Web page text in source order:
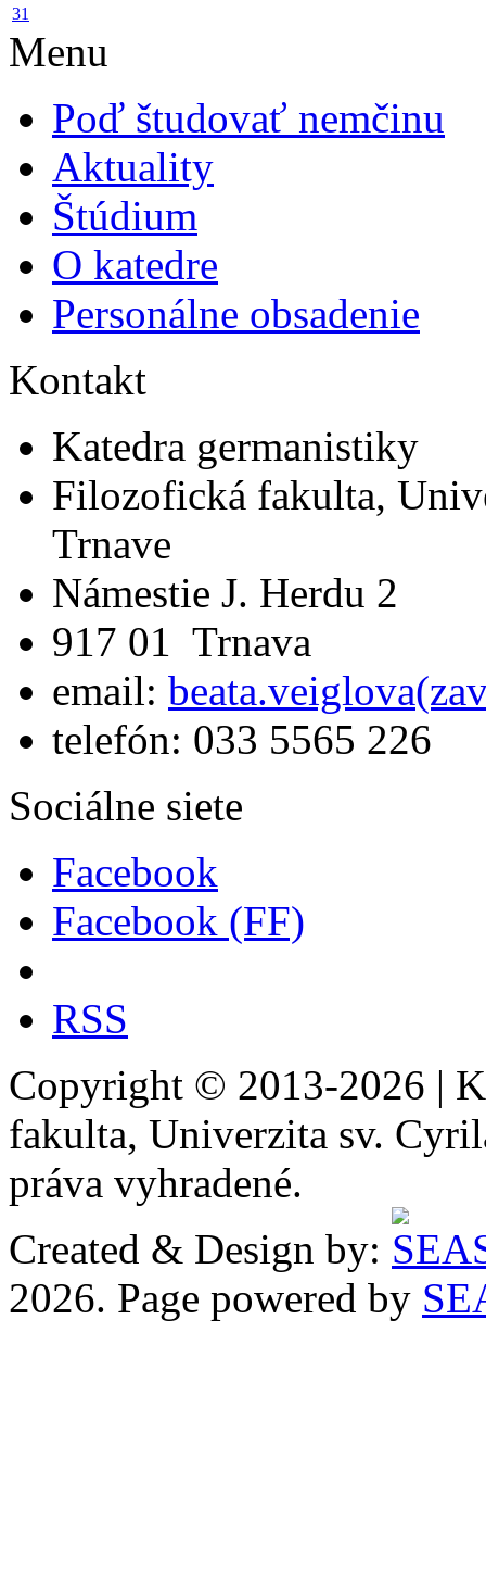
31
Menu
Poď študovať nemčinu
Aktuality
Štúdium
O katedre
Personálne obsadenie
Kontakt
Katedra germanistiky
Filozofická fakulta,
Trnave
Námestie J. Herdu 2
917 01 Trnava
email:
telefón: 033 5565 226
Sociálne siete
Facebook
Facebook (FF)
RSS
Copyright © 2013-2026 |
fakulta, Univerzita sv.
práva vyhradené.
Created & Design by:
2026. Page powered by